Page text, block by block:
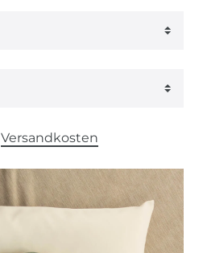
Versandkosten